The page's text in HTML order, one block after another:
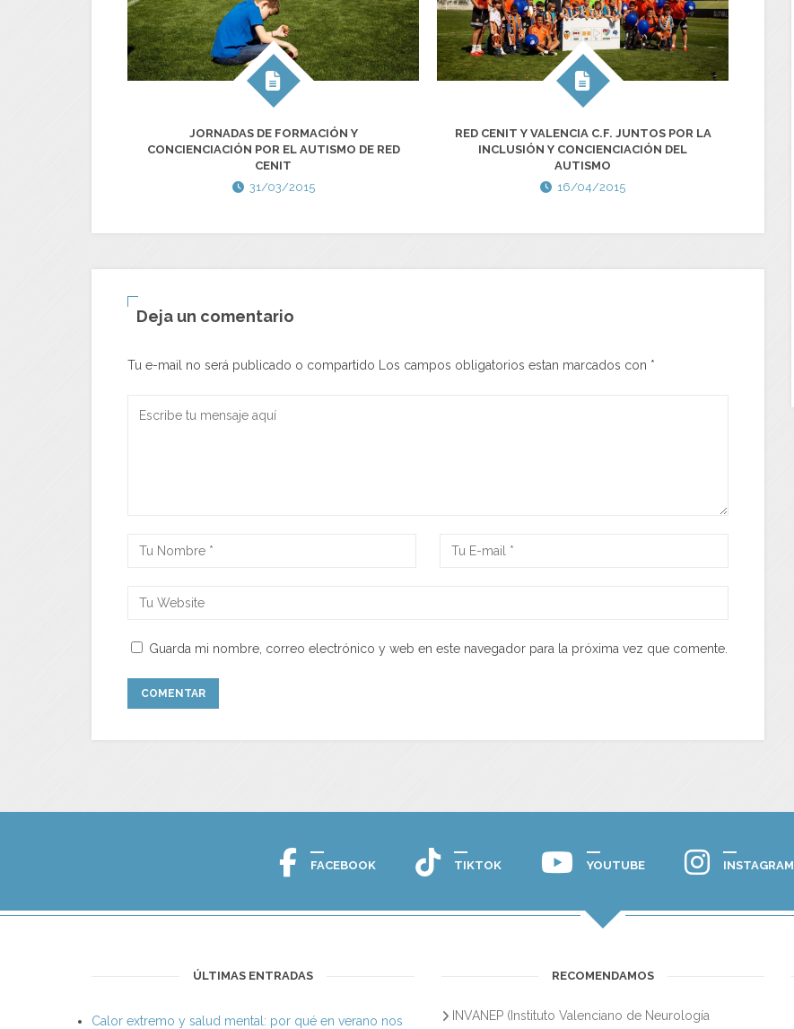
JORNADAS DE FORMACIÓN Y
CONCIENCIACIÓN POR EL AUTISMO DE RED
CENIT
31/03/2015
RED CENIT Y VALENCIA C.F. JUNTOS POR LA
INCLUSIÓN Y CONCIENCIACIÓN DEL
AUTISMO
16/04/2015
Deja un comentario
Tu e-mail no será publicado o compartido Los campos obligatorios estan marcados con *
Guarda mi nombre, correo electrónico y web en este navegador para la próxima vez que comente.
FACEBOOK TIKTOK YOUTUBE INSTAGRAM
ÚLTIMAS ENTRADAS
Calor extremo y salud mental: por qué en verano nos
RECOMENDAMOS
INVANEP (Instituto Valenciano de Neurología